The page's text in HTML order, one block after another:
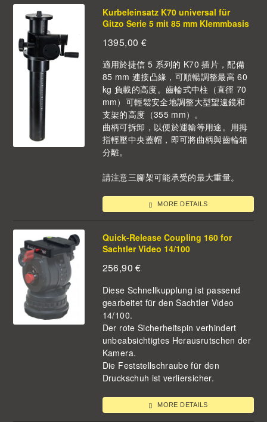
Kurbeleinsatz K70 universal für
Gitzo Serie 5 mit 85 mm Klemmbasis
1395,00 €
適用於捷信 5 系列的 K70 插片，配備
85 mm 連接凸緣，可順暢調整最高 60
kg 負載的高度。齒輪式中柱（直徑 70
mm）可輕鬆安全地調整大型望遠鏡和
支架的高度（355 mm）。
曲柄可拆卸，以便於運輸等用途。用拇
指輕壓中央蓋帽，即可將曲柄與齒輪箱
分離。
請注意三腳架可能承受的最大重量。
MORE DETAILS
Quick-Release Coupling 160 for
Sachtler Video 14/100
256,90 €
Diese Schnellkupplung ist passend
gearbeitet für den Sachtler Video
14/100.
Der rote Sicherheitspin verhindert
unbeabsichtigtes Herausrutschen der
Kamera.
Die Feststellschraube für den
Druckschuh ist verliersicher.
MORE DETAILS